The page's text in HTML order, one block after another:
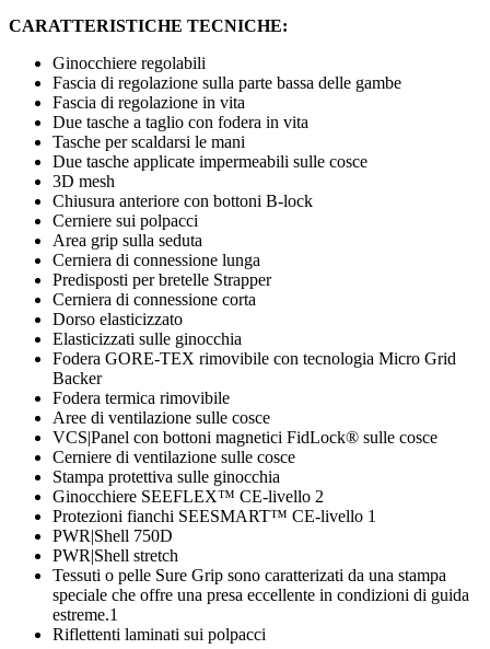
CARATTERISTICHE TECNICHE:
Ginocchiere regolabili
Fascia di regolazione sulla parte bassa delle gambe
Fascia di regolazione in vita
Due tasche a taglio con fodera in vita
Tasche per scaldarsi le mani
Due tasche applicate impermeabili sulle cosce
3D mesh
Chiusura anteriore con bottoni B-lock
Cerniere sui polpacci
Area grip sulla seduta
Cerniera di connessione lunga
Predisposti per bretelle Strapper
Cerniera di connessione corta
Dorso elasticizzato
Elasticizzati sulle ginocchia
Fodera GORE‑TEX rimovibile con tecnologia Micro Grid
Backer
Fodera termica rimovibile
Aree di ventilazione sulle cosce
VCS|Panel con bottoni magnetici FidLock® sulle cosce
Cerniere di ventilazione sulle cosce
Stampa protettiva sulle ginocchia
Ginocchiere SEEFLEX™ CE‑livello 2
Protezioni fianchi SEESMART™ CE‑livello 1
PWR|Shell 750D
PWR|Shell stretch
Tessuti o pelle Sure Grip sono caratterizati da una stampa
speciale che offre una presa eccellente in condizioni di guida
estreme.1
Riflettenti laminati sui polpacci